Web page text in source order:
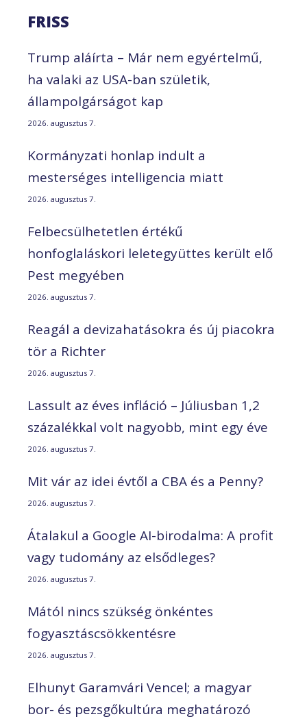
FRISS
Trump aláírta – Már nem egyértelmű,
ha valaki az USA-ban születik,
állampolgárságot kap
2026. augusztus 7.
Kormányzati honlap indult a
mesterséges intelligencia miatt
2026. augusztus 7.
Felbecsülhetetlen értékű
honfoglaláskori leletegyüttes került elő
Pest megyében
2026. augusztus 7.
Reagál a devizahatásokra és új piacokra
tör a Richter
2026. augusztus 7.
Lassult az éves infláció – Júliusban 1,2
százalékkal volt nagyobb, mint egy éve
2026. augusztus 7.
Mit vár az idei évtől a CBA és a Penny?
2026. augusztus 7.
Átalakul a Google AI-birodalma: A profit
vagy tudomány az elsődleges?
2026. augusztus 7.
Mától nincs szükség önkéntes
fogyasztáscsökkentésre
2026. augusztus 7.
Elhunyt Garamvári Vencel; a magyar
bor- és pezsgőkultúra meghatározó